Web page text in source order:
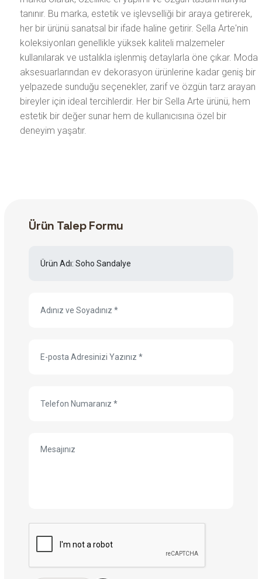
tanınır. Bu marka, estetik ve işlevselliği bir araya getirerek,
her bir ürünü sanatsal bir ifade haline getirir. Sella Arte'nin
koleksiyonları genellikle yüksek kaliteli malzemeler
kullanılarak ve ustalıkla işlenmiş detaylarla öne çıkar. Moda
aksesuarlarından ev dekorasyon ürünlerine kadar geniş bir
yelpazede sunduğu seçenekler, zarif ve özgün tarz arayan
bireyler için ideal tercihlerdir. Her bir Sella Arte ürünü, hem
estetik bir değer sunar hem de kullanıcısına özel bir
deneyim yaşatır.
Ürün Talep Formu